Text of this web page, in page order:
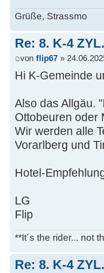
Grüße, Strassmo
Re: 8. K-4
von flip67 »
Hi K-Gemeinde
Also das Allgäu.
Ottobeuren oder
Wir werden alle
Vorarlberg und
Hotel-
LG
Flip
**It´s the rider... not
Re: 8. K-4